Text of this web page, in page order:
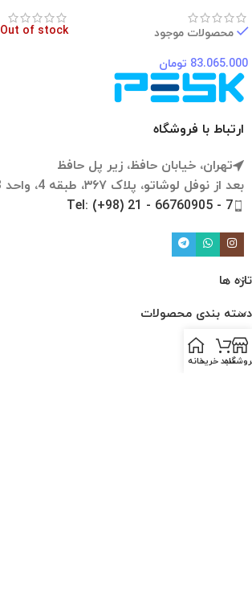
محصولات موجود
83.065.000 تومان
Out of stock
ارتباط با فروشگاه
تهران، خیابان حافظ، زیر پل حافظ
بعد از نوفل لوشاتو، پلاک ۳۶۷، طبقه 4، واحد 8
Tel: (+98) 21 - 66760905 - 7
تازه ها
دسته بندی محصولات
لینک ها
سبد خریدخانه